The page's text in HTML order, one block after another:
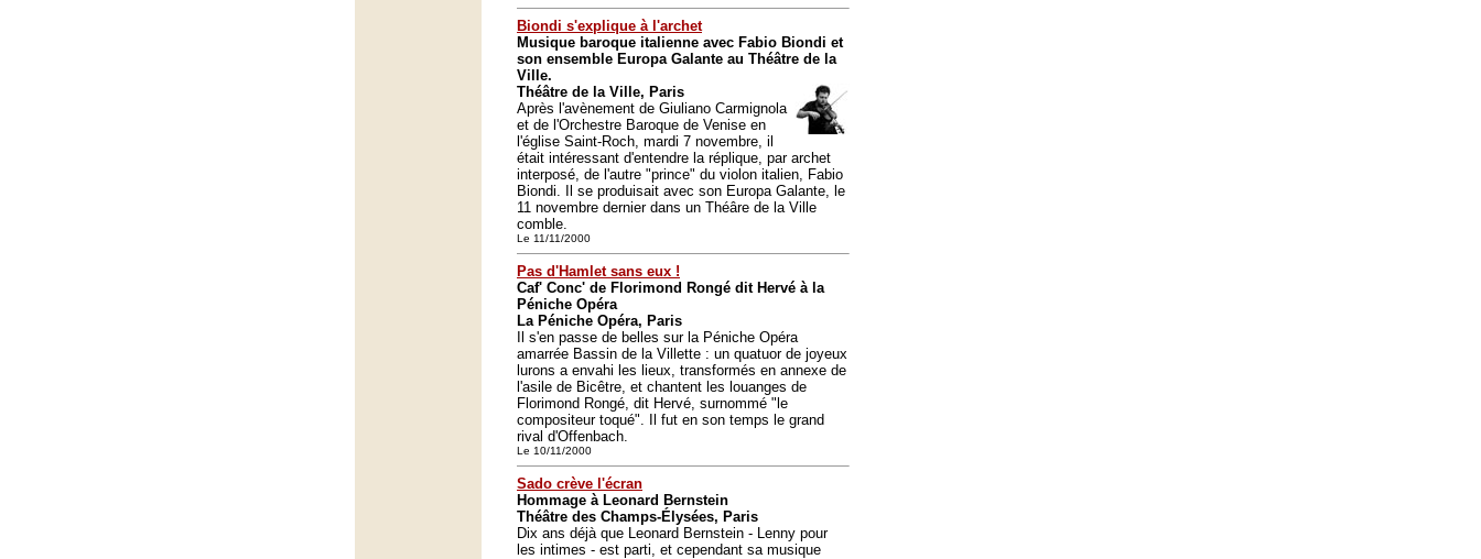
Biondi s'explique à l'archet
Musique baroque italienne avec Fabio Biondi et
son ensemble Europa Galante au Théâtre de la
Ville.
Théâtre de la Ville, Paris
Après l'avènement de Giuliano Carmignola
et de l'Orchestre Baroque de Venise en
l'église Saint-Roch, mardi 7 novembre, il
était intéressant d'entendre la réplique, par archet
interposé, de l'autre "prince" du violon italien, Fabio
Biondi. Il se produisait avec son Europa Galante, le
11 novembre dernier dans un Théâre de la Ville
comble.
Le 11/11/2000
Pas d'Hamlet sans eux !
Caf' Conc' de Florimond Rongé dit Hervé à la
Péniche Opéra
La Péniche Opéra, Paris
Il s'en passe de belles sur la Péniche Opéra
amarrée Bassin de la Villette : un quatuor de joyeux
lurons a envahi les lieux, transformés en annexe de
l'asile de Bicêtre, et chantent les louanges de
Florimond Rongé, dit Hervé, surnommé "le
compositeur toqué". Il fut en son temps le grand
rival d'Offenbach.
Le 10/11/2000
Sado crève l'écran
Hommage à Leonard Bernstein
Théâtre des Champs-Élysées, Paris
Dix ans déjà que Leonard Bernstein - Lenny pour
les intimes - est parti, et cependant sa musique